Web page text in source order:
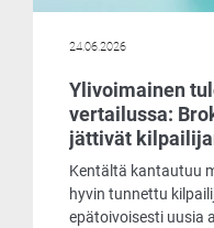
24.06.2026
Ylivoimainen
vertailussa:
jättivät
Kentältä kantautuu
hyvin tunnettu
epätoivoisesti uusia